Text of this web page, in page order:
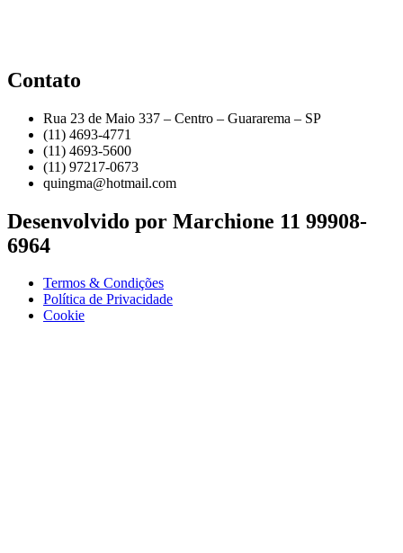
Contato
Rua 23 de Maio 337 – Centro – Guararema – SP
(11) 4693-4771
(11) 4693-5600
(11) 97217-0673
quingma@hotmail.com
Desenvolvido por Marchione 11 99908-
6964
Termos & Condições
Política de Privacidade
Cookie